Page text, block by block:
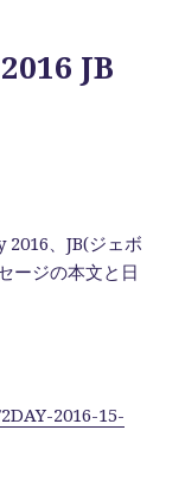
JB
2016、JB(ジェボ
ージの本文と日
2016-15-